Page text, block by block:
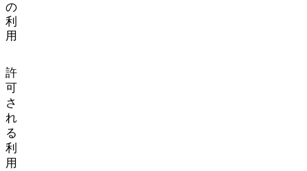
の
利
用
許
可
さ
れ
る
利
用